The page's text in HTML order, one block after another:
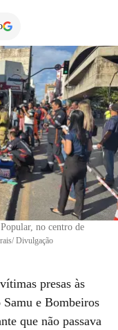
no centro de
Divulgação
presas às
e Bombeiros
que não passava